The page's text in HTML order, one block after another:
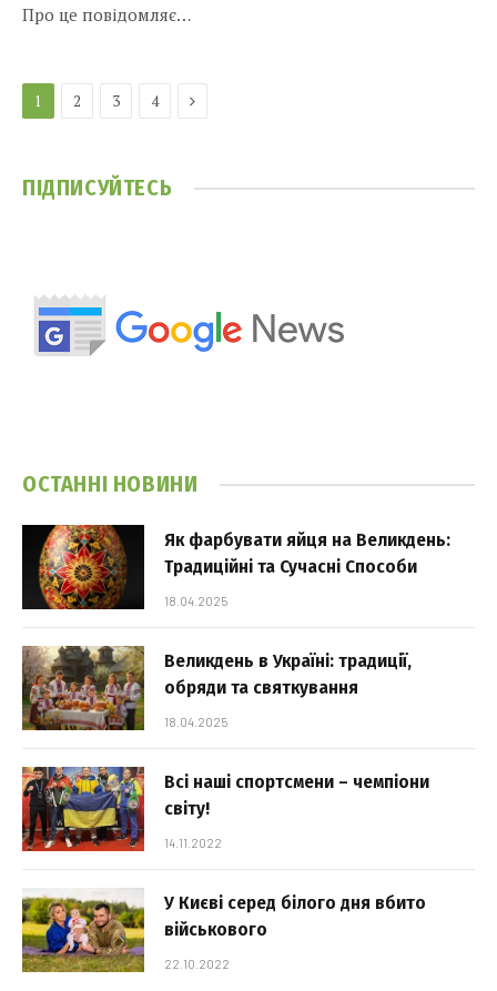
Про це повідомляє…
1 2 3 4 Next
ПІДПИСУЙТЕСЬ
ОСТАННІ НОВИНИ
Як фарбувати яйця на Великдень:
Традиційні та Сучасні Способи
18.04.2025
Великдень в Україні: традиції,
обряди та святкування
18.04.2025
Всі наші спортсмени – чемпіони
світу!
14.11.2022
У Києві серед білого дня вбито
військового
22.10.2022